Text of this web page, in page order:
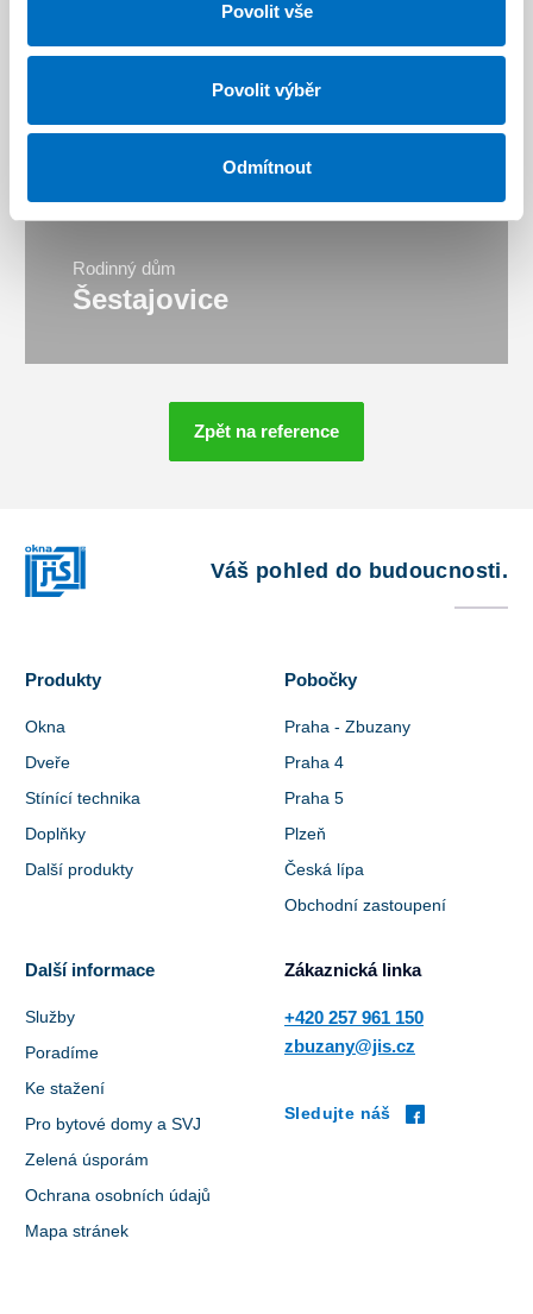
Povolit vše
Povolit výběr
Odmítnout
Rodinný dům
Šestajovice
Zpět na reference
Váš pohled do budoucnosti.
Produkty
Okna
Dveře
Stínící technika
Doplňky
Další produkty
Pobočky
Praha - Zbuzany
Praha 4
Praha 5
Plzeň
Česká lípa
Obchodní zastoupení
Další informace
Služby
Poradíme
Ke stažení
Pro bytové domy a SVJ
Zelená úsporám
Ochrana osobních údajů
Mapa stránek
Zákaznická linka
+420 257 961 150
zbuzany@jis.cz
Sledujte náš